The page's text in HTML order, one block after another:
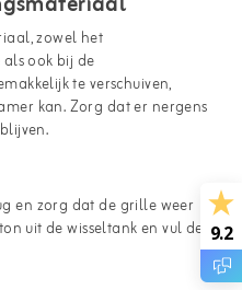
zowel het
ook bij de
te verschuiven,
kan. Zorg dat er nergens
en zorg dat de grille weer
uit de wisseltank en vul de 9.2